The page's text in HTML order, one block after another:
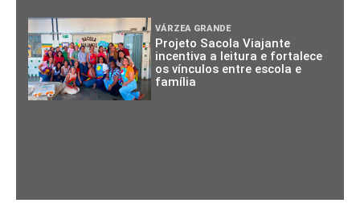
VÁRZEA GRANDE
Projeto Sacola Viajante
incentiva a leitura e fortalece
os vínculos entre escola e
família